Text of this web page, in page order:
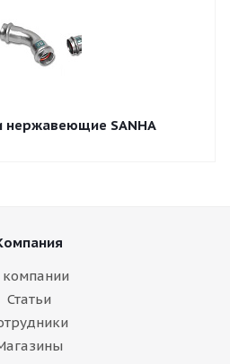
нержавеющие SANHA
Статьи